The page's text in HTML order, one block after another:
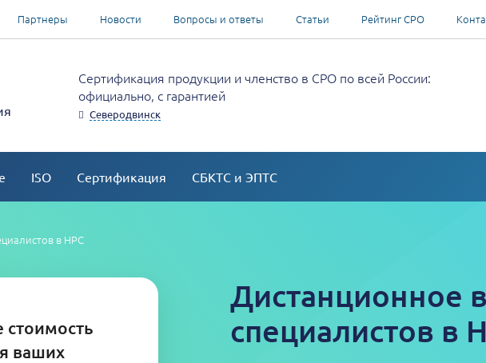
Партнеры Новости Вопросы и ответы Статьи Рейтинг СРО
Сертификация продукции и членство в СРО по всей России:
официально, с гарантией
Северодвинск
ISO Сертификация СБКТС и ЭПТС
в НРС
стоимость
ваших
Дистанционное
специалистов в